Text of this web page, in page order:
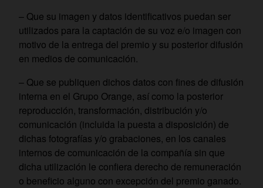
– Que su imagen y datos identificativos puedan ser
utilizados para la captación de su voz e/o imagen con
motivo de la entrega del premio y su posterior difusión
en medios de comunicación.
– Que se publiquen dichos datos con fines de difusión
interna en el Grupo Orange, así como la posterior
reproducción, transformación, distribución y/o
comunicación (incluida la puesta a disposición) de
dichas fotografías y/o grabaciones, en los canales
internos de comunicación de la compañía sin que
dicha utilización le confiera derecho de remuneración
o beneficio alguno con excepción del premio ganado.